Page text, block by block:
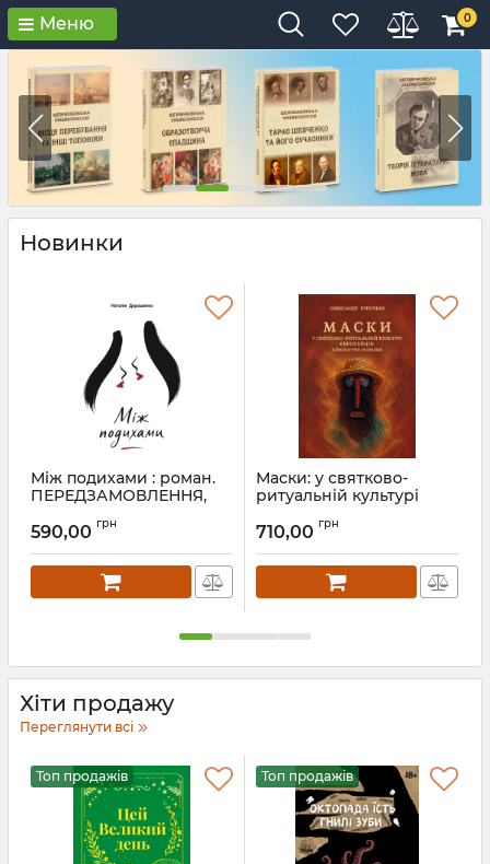
Меню 0
Новинки
Між подихами : роман.
ПЕРЕДЗАМОВЛЕННЯ,
590,00 грн
Маски: у святково-
ритуальній культурі
розвідки : монографія.
Артикул: Л13546
710,00 грн
Хіти продажу
Переглянути всі
Топ продажів Топ продажів